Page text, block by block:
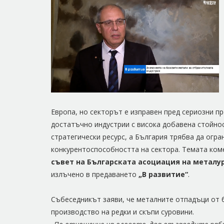
Европа, но секторът е изправен пред сериозни
достатъчно индустрии с висока добавена
стратегически ресурс, а България трябва да
конкурентоспособността на сектора. Темата
съвет на Българската асоциация на
излъчено в предаването „В развитие“.
Събеседникът заяви, че металните отпадъци от
производство на редки и скъпи суровини.